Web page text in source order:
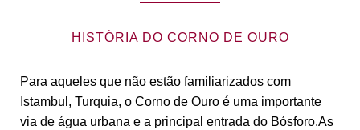
HISTÓRIA DO CORNO DE OURO
Para aqueles que não estão familiarizados com
Istambul, Turquia, o Corno de Ouro é uma importante
via de água urbana e a principal entrada do Bósforo.As